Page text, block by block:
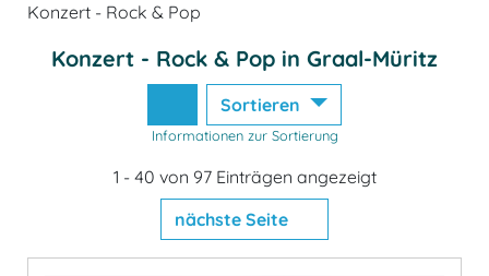
Konzert - Rock & Pop
Konzert - Rock & Pop in Graal-Müritz
Sortieren
Informationen zur Sortierung
1 - 40 von 97 Einträgen angezeigt
nächste Seite